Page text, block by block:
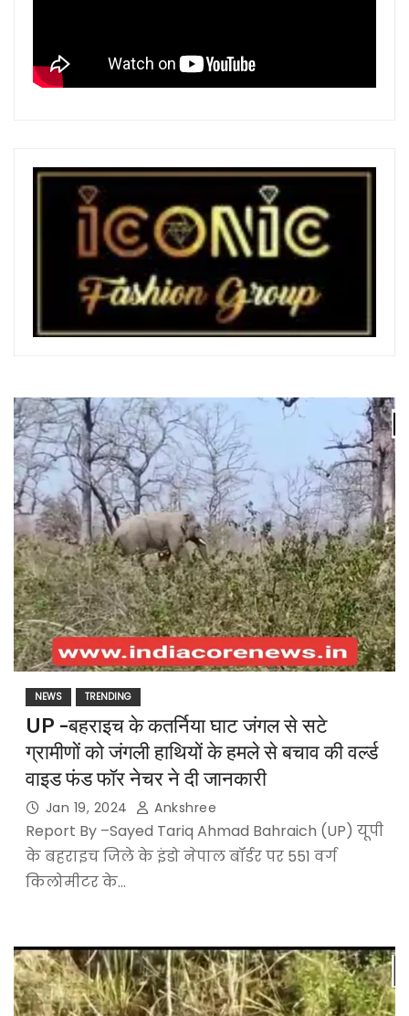
NEWS TRENDING
UP -बहराइच के कतर्निया घाट जंगल से सटे
ग्रामीणों को जंगली हाथियों के हमले से बचाव की वर्ल्ड
वाइड फंड फॉर नेचर ने दी जानकारी
Jan 19, 2024 Ankshree
Report By –Sayed Tariq Ahmad Bahraich (UP) यूपी
के बहराइच जिले के इंडो नेपाल बॉर्डर पर 551 वर्ग
किलोमीटर के…